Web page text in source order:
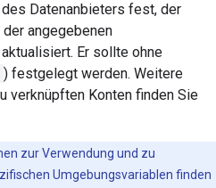
des Datenanbieters fest, der
angegebenen
Er sollte ohne
) festgelegt werden. Weitere
verknüpften Konten finden Sie
zur Verwendung und zu
Umgebungsvariablen finden